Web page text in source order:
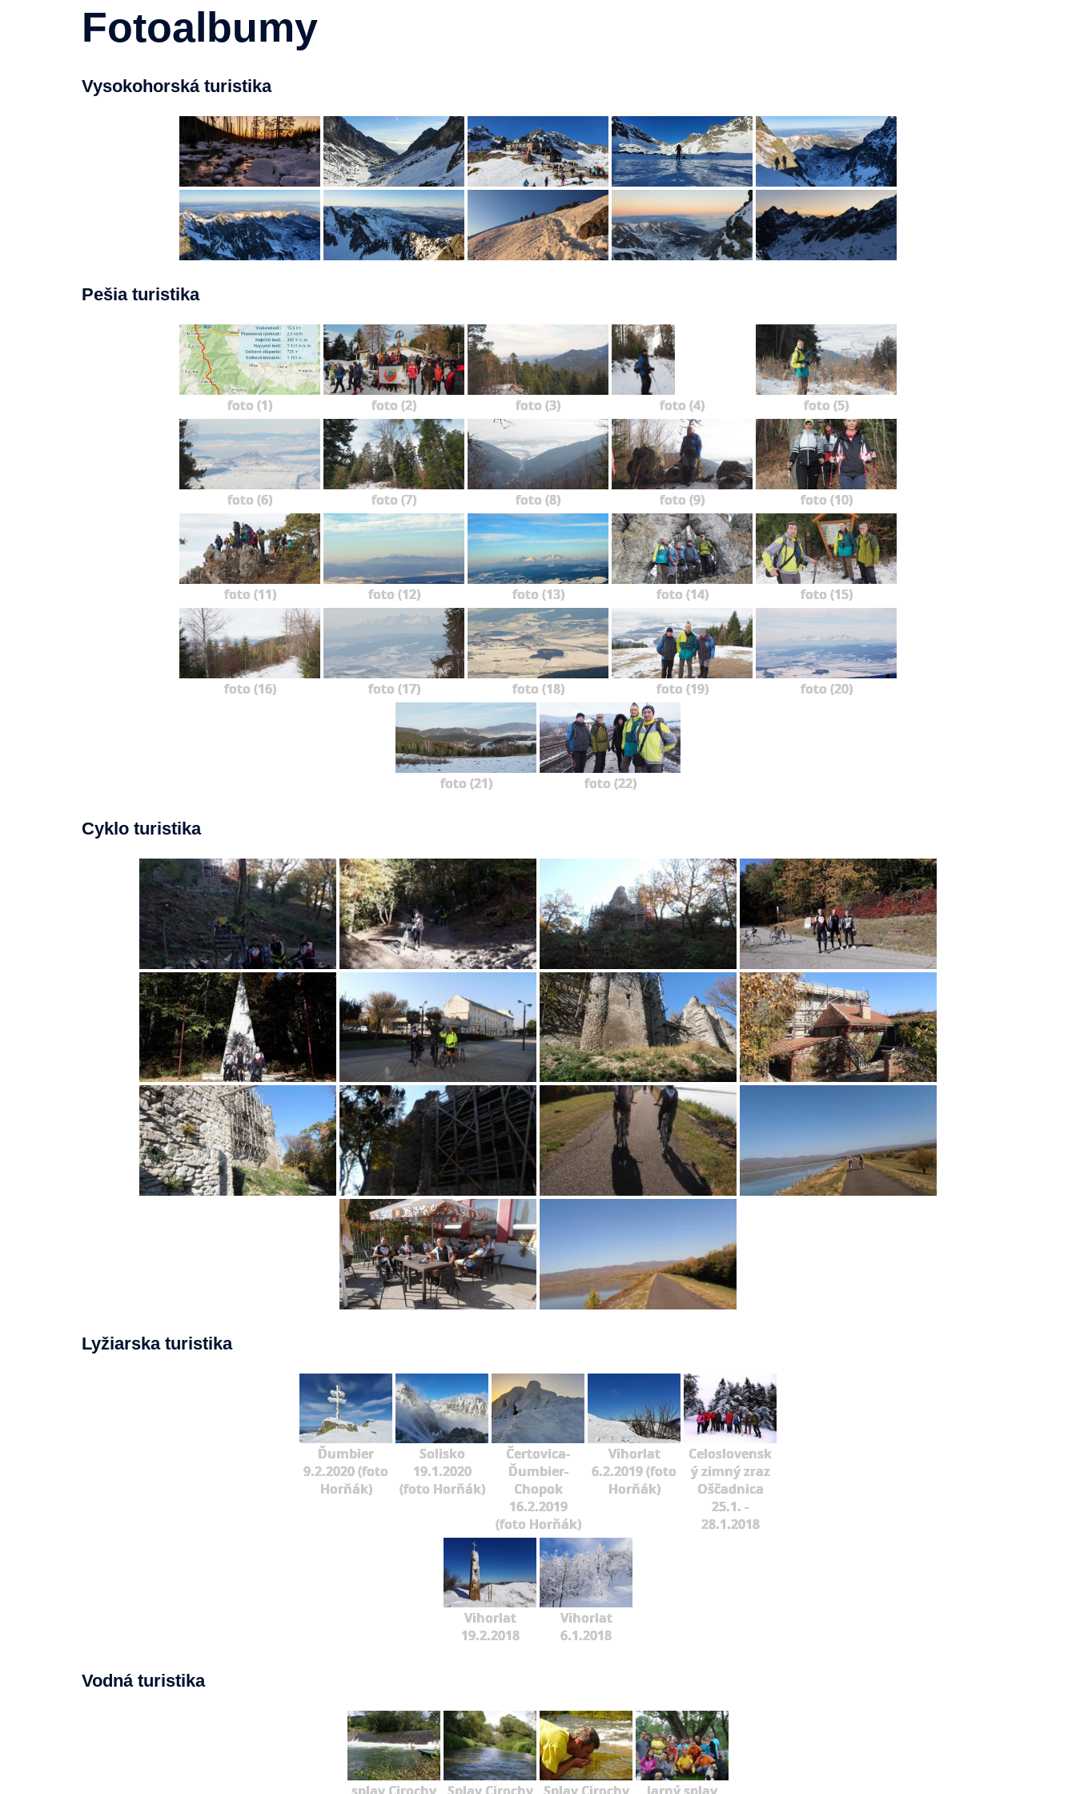
Fotoalbumy
Vysokohorská turistika
Pešia turistika
foto (1) foto (2) foto (3) foto (4) foto (5)
foto (6) foto (7) foto (8) foto (9) foto (10)
foto (11) foto (12) foto (13) foto (14) foto (15)
foto (16) foto (17) foto (18) foto (19) foto (20)
foto (21) foto (22)
Cyklo turistika
Lyžiarska turistika
Ďumbier
9.2.2020 (foto
Horňák)
Solisko
19.1.2020
(foto Horňák)
Čertovica-
Ďumbier-
Chopok
16.2.2019
(foto Horňák)
Vihorlat
6.2.2019 (foto
Horňák)
Celoslovensk
ý zimný zraz
Oščadnica
25.1. -
28.1.2018
Vihorlat
19.2.2018
Vihorlat
6.1.2018
Vodná turistika
splav Cirochy Splav Cirochy Splav Cirochy Jarný splav